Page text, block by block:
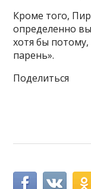
Кроме того,
определенно
хотя бы
парень».
Поделиться